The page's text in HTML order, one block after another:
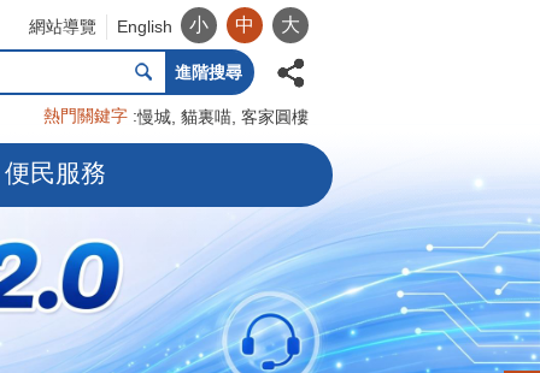
網站導覽 English 小 中 大
進階搜尋
熱門關鍵字 慢城 貓裏喵 客家圓樓
便民服務